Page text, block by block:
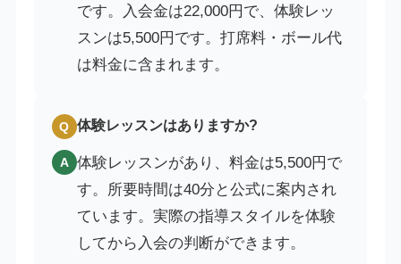
です。入会金は22,000円で、体験レッ
スンは5,500円です。打席料・ボール代
は料金に含まれます。
Q 体験レッスンはありますか?
A 体験レッスンがあり、料金は5,500円で
す。所要時間は40分と公式に案内され
ています。実際の指導スタイルを体験
してから入会の判断ができます。